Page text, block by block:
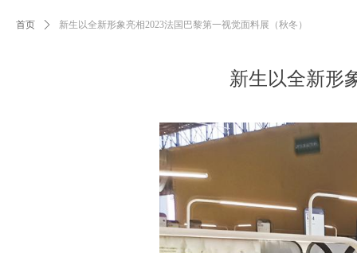
新生以全新形
首页 ꄲ 新生以全新形象亮相2023法国巴黎第一视觉面料展（秋冬）